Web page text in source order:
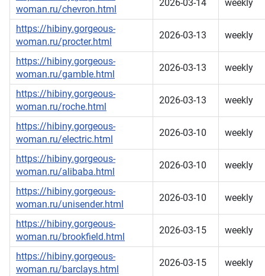
woman.ru/chevron.html
2026-03-14 weekly
https://hibiny.gorgeous-
woman.ru/procter.html
2026-03-13 weekly
https://hibiny.gorgeous-
woman.ru/gamble.html
2026-03-13 weekly
https://hibiny.gorgeous-
woman.ru/roche.html
2026-03-13 weekly
https://hibiny.gorgeous-
woman.ru/electric.html
2026-03-10 weekly
https://hibiny.gorgeous-
woman.ru/alibaba.html
2026-03-10 weekly
https://hibiny.gorgeous-
woman.ru/unisender.html
2026-03-10 weekly
https://hibiny.gorgeous-
woman.ru/brookfield.html
2026-03-15 weekly
https://hibiny.gorgeous-
woman.ru/barclays.html
2026-03-15 weekly